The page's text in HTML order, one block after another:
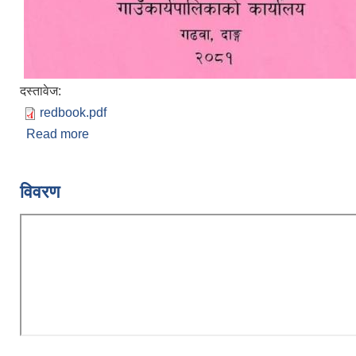
दस्तावेज:
redbook.pdf
Read more
विवरण